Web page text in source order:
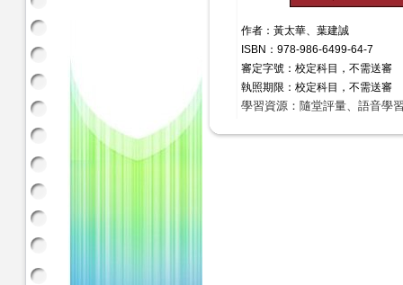
作者：黃太華、葉建誠
ISBN：978-986-6499-64-7
審定字號：校定科目，不需送審
執照期限：校定科目，不需送審
學習資源：隨堂評量、語音學